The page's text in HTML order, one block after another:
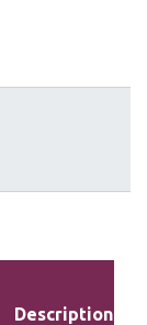
Description